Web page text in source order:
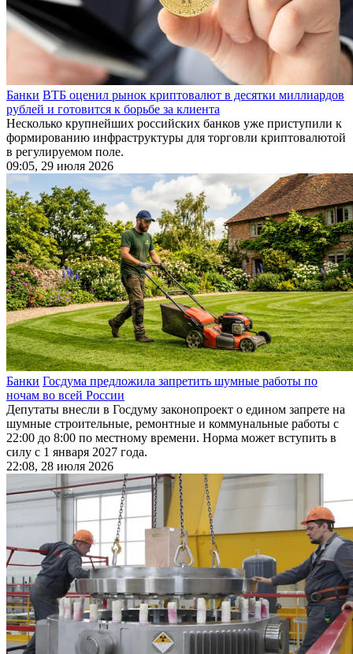
Банки ВТБ оценил рынок криптовалют в десятки миллиардов
рублей и готовится к борьбе за клиента
Несколько крупнейших российских банков уже приступили к
формированию инфраструктуры для торговли криптовалютой
в регулируемом поле.
09:05, 29 июля 2026
Банки Госдума предложила запретить шумные работы по
ночам во всей России
Депутаты внесли в Госдуму законопроект о едином запрете на
шумные строительные, ремонтные и коммунальные работы с
22:00 до 8:00 по местному времени. Норма может вступить в
силу с 1 января 2027 года.
22:08, 28 июля 2026